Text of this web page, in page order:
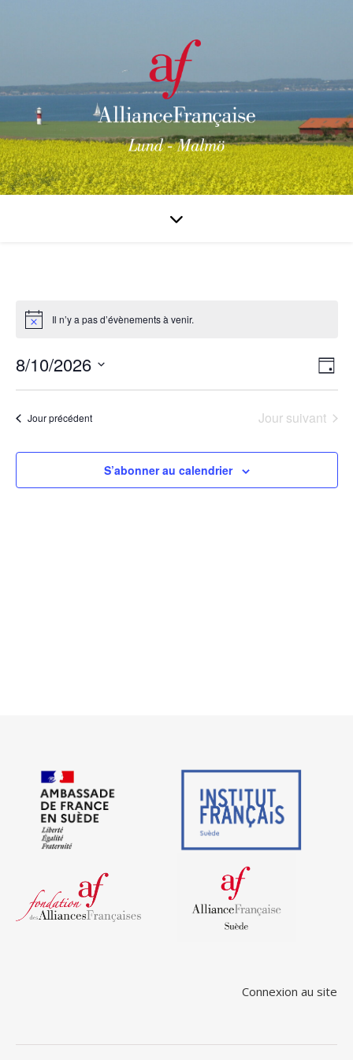
Il n’y a pas d’évènements à venir.
de
Jour
8/10/2026
Sélectionnez
date.Jour précédent Jour suivant
S’abonner au calendrier
Connexion au site